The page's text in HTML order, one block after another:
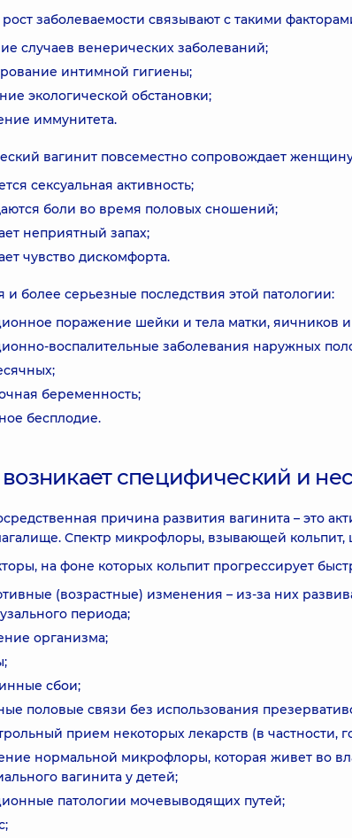
заболеваемости связывают с такими
случаев венерических заболеваний;
интимной гигиены;
экологической обстановки;
иммунитета.
вагинит повсеместно сопровождает
сексуальная активность;
боли во время половых сношений;
неприятный запах;
чувство дискомфорта.
и более серьезные последствия этой патологии:
поражение шейки и тела матки, яичников и
воспалительные заболевания наружных
беременность;
бесплодие.
специфический и
причина развития вагинита – это
Спектр микрофлоры, взывающей
на фоне которых кольпит прогрессирует
(возрастные) изменения – из-за них
периода;
организма;
сбои;
половые связи без использования
прием некоторых лекарств (в частности,
нормальной микрофлоры, которая живет во
вагинита у детей;
патологии мочевыводящих путей;